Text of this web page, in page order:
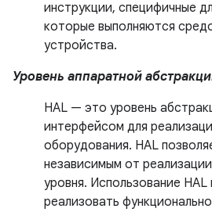
инструкции, специфичные
которые выполняются
устройства.
Уровень аппаратной
HAL — это уровень
интерфейсом для
оборудования. HAL
независимым от
уровня. Использование HAL
реализовать